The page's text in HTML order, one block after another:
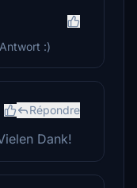
:)
Répondre
Dank!